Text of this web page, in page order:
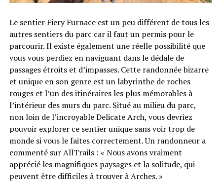
Le sentier Fiery Furnace est un peu différent de tous les
autres sentiers du parc car il faut un permis pour le
parcourir. Il existe également une réelle possibilité que
vous vous perdiez en naviguant dans le dédale de
passages étroits et d’impasses. Cette randonnée bizarre
et unique en son genre est un labyrinthe de roches
rouges et l’un des itinéraires les plus mémorables à
l’intérieur des murs du parc. Situé au milieu du parc,
non loin de l’incroyable Delicate Arch, vous devriez
pouvoir explorer ce sentier unique sans voir trop de
monde si vous le faites correctement. Un randonneur a
commenté sur AllTrails : « Nous avons vraiment
apprécié les magnifiques paysages et la solitude, qui
peuvent être difficiles à trouver à Arches. »